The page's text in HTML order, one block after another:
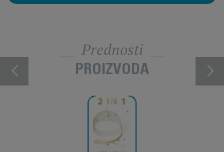
Prednosti
PROIZVODA